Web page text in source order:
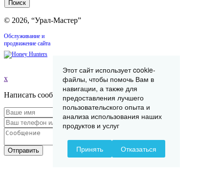
© 2026, “Урал-Мастер”
Обслуживание и
продвижение сайта
x
Написать сообщение
Отправить
Этот сайт использует cookie-
файлы, чтобы помочь Вам в
навигации, а также для
предоставления лучшего
пользовательского опыта и
анализа использования наших
продуктов и услуг
Принять Отказаться